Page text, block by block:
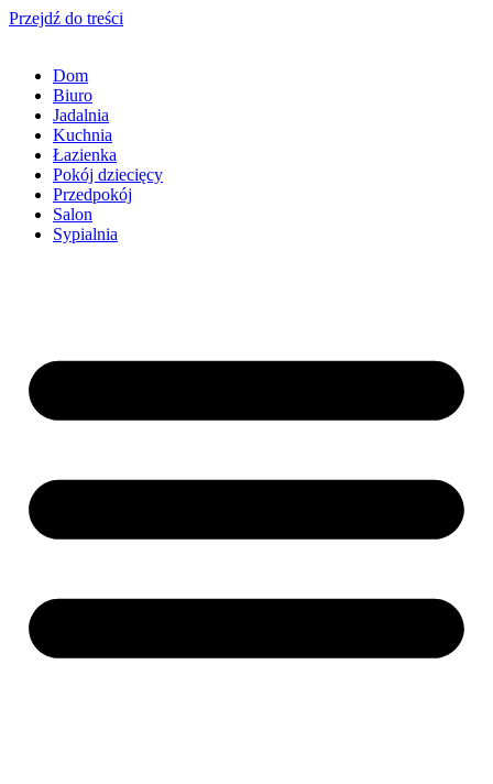
Przejdź do treści
Dom
Biuro
Jadalnia
Kuchnia
Łazienka
Pokój dziecięcy
Przedpokój
Salon
Sypialnia